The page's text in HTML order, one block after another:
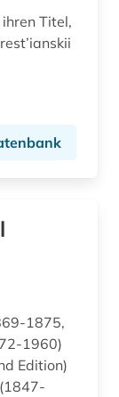
Titel,
1960)
Edition)